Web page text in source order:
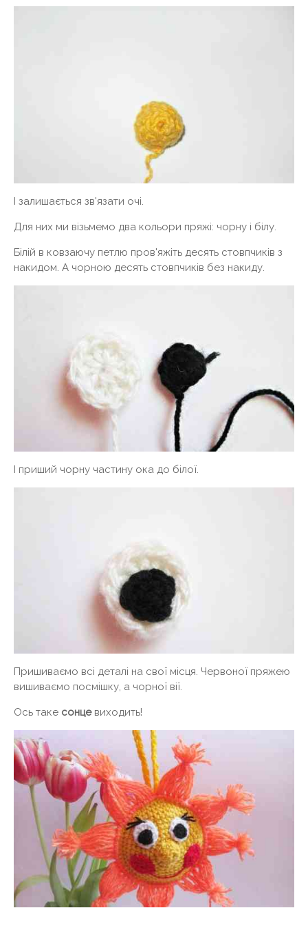
І залишається зв'язати очі.
Для них ми візьмемо два кольори пряжі: чорну і білу.
Білій в ковзаючу петлю пров'яжіть десять стовпчиків з
накидом. А чорною десять стовпчиків без накиду.
І приший чорну частину ока до білої.
Пришиваємо всі деталі на свої місця. Червоної пряжею
вишиваємо посмішку, а чорної вії.
Ось таке сонцевиходить!